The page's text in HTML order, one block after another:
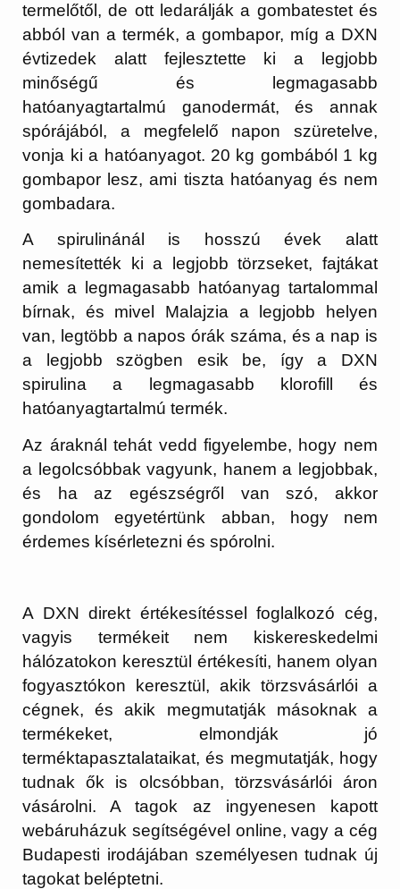
termelőtől, de ott ledarálják a gombatestet és
abból van a termék, a gombapor, míg a DXN
évtizedek alatt fejlesztette ki a legjobb
minőségű és legmagasabb
hatóanyagtartalmú ganodermát, és annak
spórájából, a megfelelő napon szüretelve,
vonja ki a hatóanyagot. 20 kg gombából 1 kg
gombapor lesz, ami tiszta hatóanyag és nem
gombadara.
A spirulinánál is hosszú évek alatt
nemesítették ki a legjobb törzseket, fajtákat
amik a legmagasabb hatóanyag tartalommal
bírnak, és mivel Malajzia a legjobb helyen
van, legtöbb a napos órák száma, és a nap is
a legjobb szögben esik be, így a DXN
spirulina a legmagasabb klorofill és
hatóanyagtartalmú termék.
Az áraknál tehát vedd figyelembe, hogy nem
a legolcsóbbak vagyunk, hanem a legjobbak,
és ha az egészségről van szó, akkor
gondolom egyetértünk abban, hogy nem
érdemes kísérletezni és spórolni.
A DXN direkt értékesítéssel foglalkozó cég,
vagyis termékeit nem kiskereskedelmi
hálózatokon keresztül értékesíti, hanem olyan
fogyasztókon keresztül, akik törzsvásárlói a
cégnek, és akik megmutatják másoknak a
termékeket, elmondják jó
terméktapasztalataikat, és megmutatják, hogy
tudnak ők is olcsóbban, törzsvásárlói áron
vásárolni. A tagok az ingyenesen kapott
webáruházuk segítségével online, vagy a cég
Budapesti irodájában személyesen tudnak új
tagokat beléptetni.